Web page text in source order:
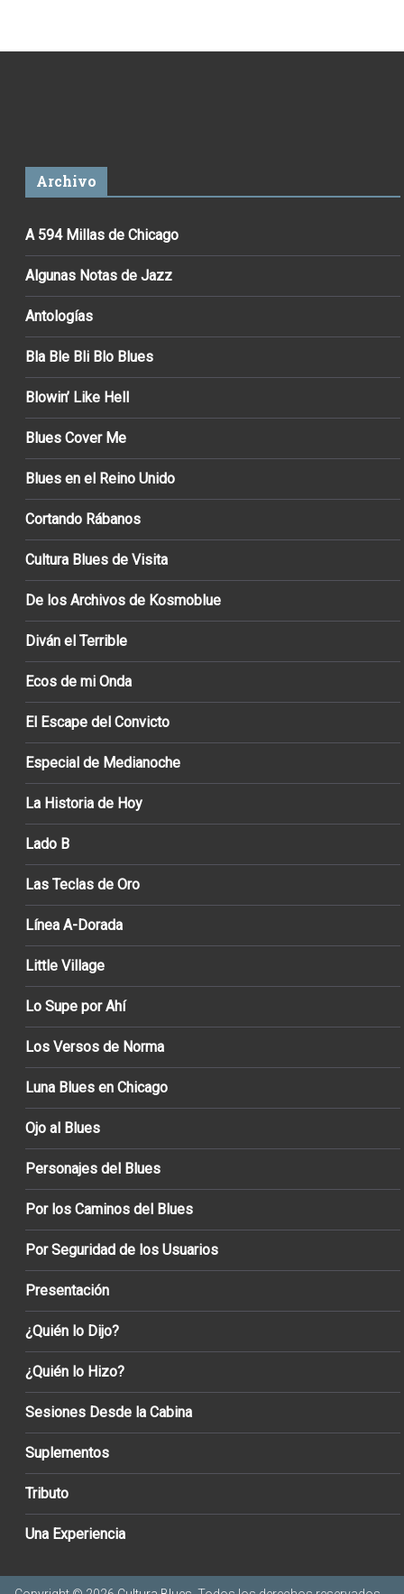
Archivo
A 594 Millas de Chicago
Algunas Notas de Jazz
Antologías
Bla Ble Bli Blo Blues
Blowin’ Like Hell
Blues Cover Me
Blues en el Reino Unido
Cortando Rábanos
Cultura Blues de Visita
De los Archivos de Kosmoblue
Diván el Terrible
Ecos de mi Onda
El Escape del Convicto
Especial de Medianoche
La Historia de Hoy
Lado B
Las Teclas de Oro
Línea A-Dorada
Little Village
Lo Supe por Ahí
Los Versos de Norma
Luna Blues en Chicago
Ojo al Blues
Personajes del Blues
Por los Caminos del Blues
Por Seguridad de los Usuarios
Presentación
¿Quién lo Dijo?
¿Quién lo Hizo?
Sesiones Desde la Cabina
Suplementos
Tributo
Una Experiencia